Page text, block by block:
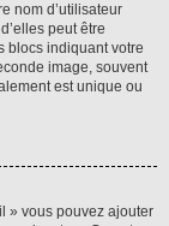
nom d’utilisateur
peut être
blocs indiquant votre
image, souvent
est unique ou
» vous pouvez ajouter